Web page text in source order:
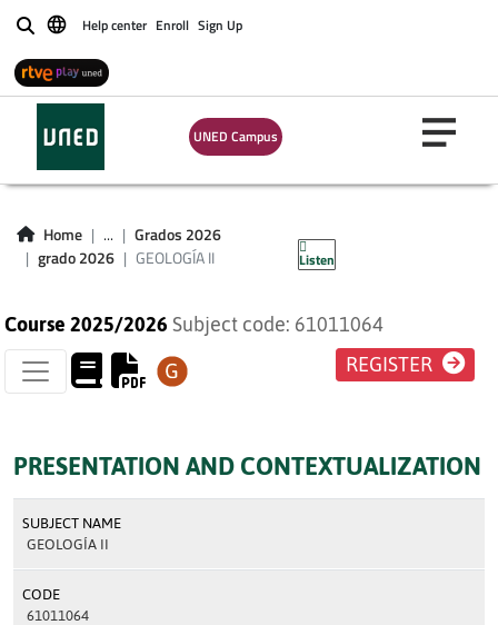
BuscarHelp center Enroll Sign Up
UNED Campus
Home ...
Grados 2026
grado 2026
GEOLOGÍA II Listen
GEOLOGÍA II
Course 2025/2026 Subject code: 61011064
REGISTER
PRESENTATION AND CONTEXTUALIZATION
SUBJECT NAME
GEOLOGÍA II
CODE
61011064